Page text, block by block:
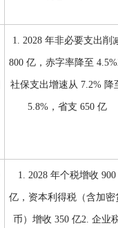
1. 2028 年非必要支出削
800 亿，赤字率降至
社保支出增速从 7.2% 降
5.8%，省支 650 亿
1. 2028 年个税增收 900
亿，资本利得税（含加密
币）增收 350 亿2. 企业